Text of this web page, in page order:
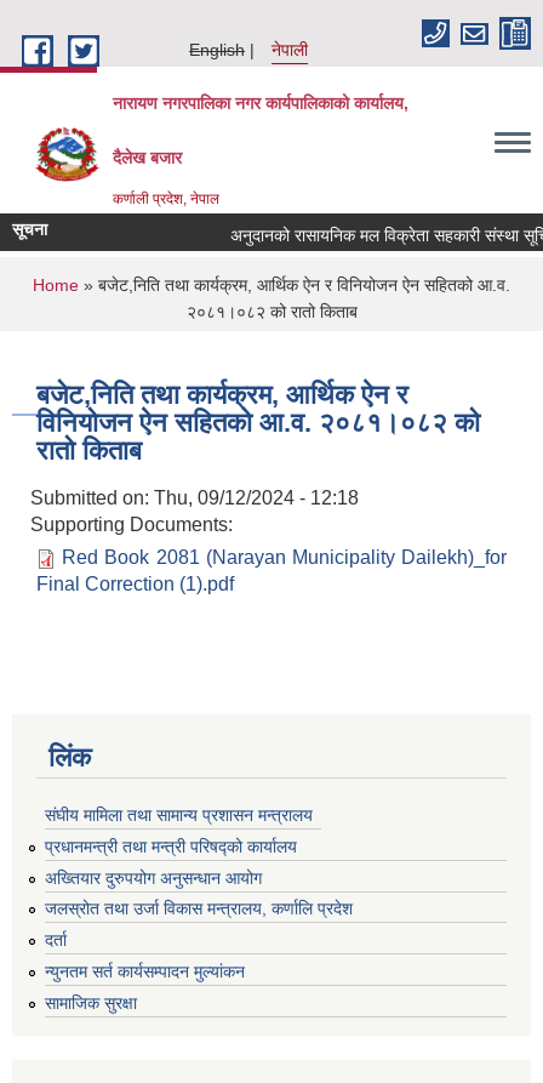
English
नेपाली
नारायण नगरपालिका नगर कार्यपालिकाको कार्यालय,
दैलेख बजार
कर्णाली प्रदेश, नेपाल
सूचना अनुदानको रासायनिक मल विक्रेता सहकारी संस्था
You are here
Home » बजेट,निति तथा कार्यक्रम, आर्थिक ऐन र विनियोजन ऐन सहितको आ.व.
२०८१।०८२ को रातो किताब
बजेट,निति तथा कार्यक्रम, आर्थिक ऐन र
विनियोजन ऐन सहितको आ.व. २०८१।०८२ को
रातो किताब
Submitted on: Thu, 09/12/2024 - 12:18
Supporting Documents:
Red Book 2081 (Narayan Municipality Dailekh)_for
Final Correction (1).pdf
लिंक
संघीय मामिला तथा सामान्य प्रशासन मन्त्रालय
प्रधानमन्त्री तथा मन्त्री परिषद्को कार्यालय
अख्तियार दुरुपयोग अनुसन्धान आयोग
जलस्रोत तथा उर्जा विकास मन्त्रालय, कर्णालि प्रदेश
दर्ता
न्युनतम सर्त कार्यसम्पादन मुल्यांकन
सामाजिक सुरक्षा